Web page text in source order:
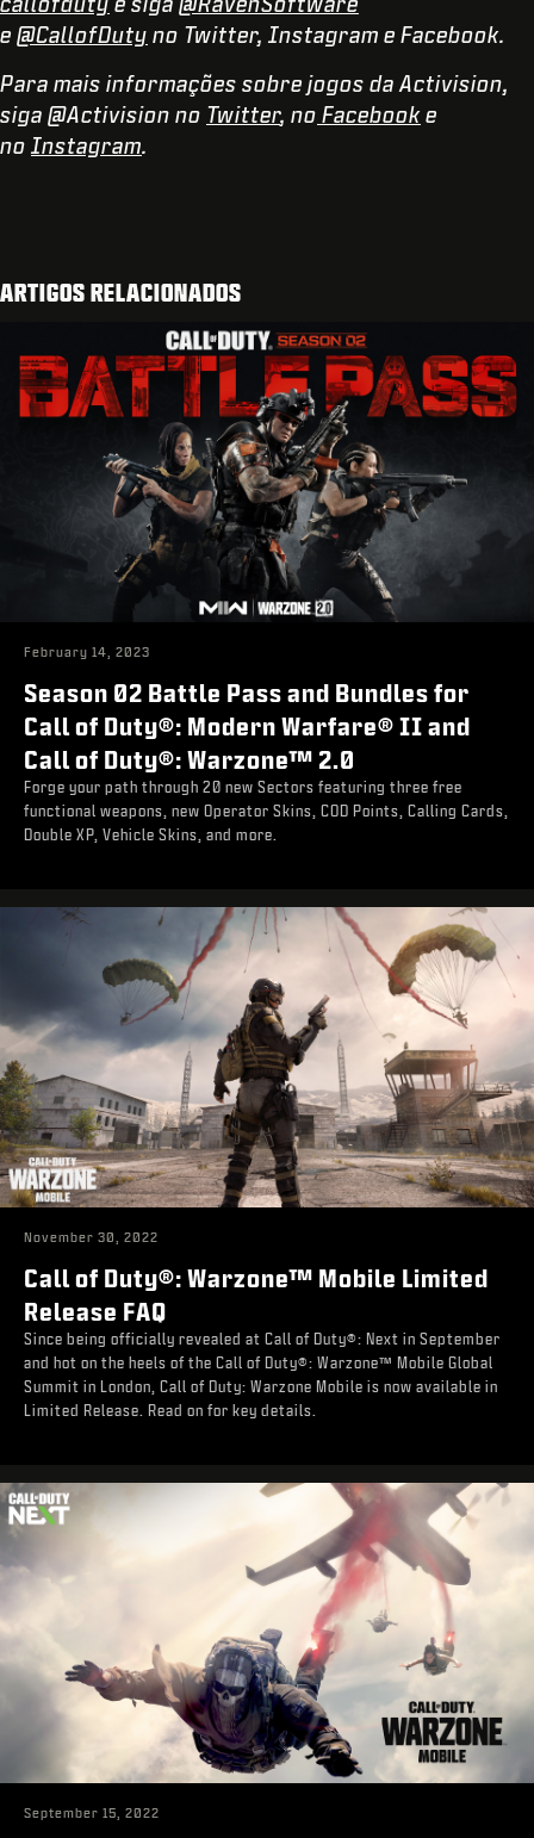
e @CallofDuty no Twitter, Instagram e Facebook.
Para mais informações sobre jogos da Activision,
siga @Activision no Twitter, no Facebook e
no Instagram.
ARTIGOS RELACIONADOS
February 14, 2023
Season 02 Battle Pass and Bundles for
Call of Duty®: Modern Warfare® II and
Call of Duty®: Warzone™ 2.0
Forge your path through 20 new Sectors featuring three free
functional weapons, new Operator Skins, COD Points, Calling Cards,
Double XP, Vehicle Skins, and more.
November 30, 2022
Call of Duty®: Warzone™ Mobile Limited
Release FAQ
Since being officially revealed at Call of Duty®: Next in September
and hot on the heels of the Call of Duty®: Warzone™ Mobile Global
Summit in London, Call of Duty: Warzone Mobile is now available in
Limited Release. Read on for key details.
September 15, 2022